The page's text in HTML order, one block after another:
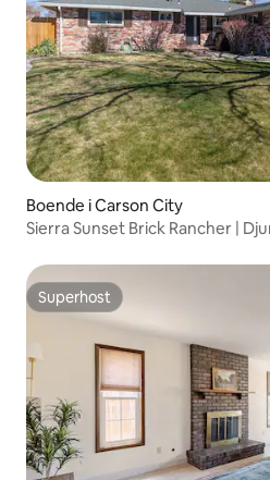
Boende i Carson City
Sierra Sunset Brick Rancher |
Superhost
Superhost